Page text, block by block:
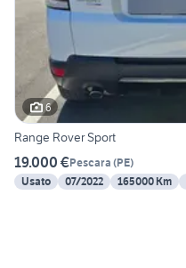
6
Range Rover Sport
19.000 €Pescara (PE)
Usato
07/2022 165000 Km